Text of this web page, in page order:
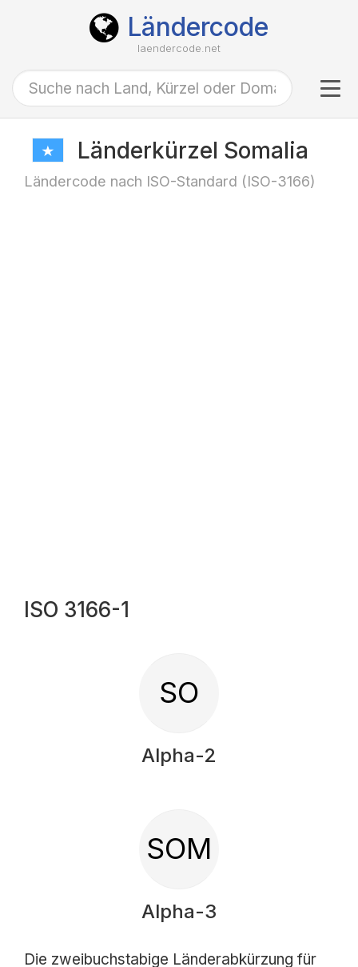
Ländercode
laendercode.net
Länderkürzel Somalia
Ländercode nach ISO-Standard (ISO-3166)
ISO 3166-1
SO
Alpha-2
SOM
Alpha-3
Die zweibuchstabige Länderabkürzung für